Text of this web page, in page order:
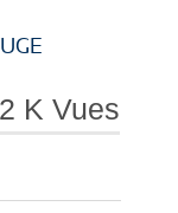
2 K Vues